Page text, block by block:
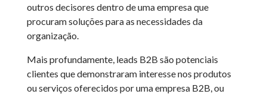
outros decisores dentro de uma empresa que
procuram soluções para as necessidades da
organização.
Mais profundamente, leads B2B são potenciais
clientes que demonstraram interesse nos produtos
ou serviços oferecidos por uma empresa B2B, ou